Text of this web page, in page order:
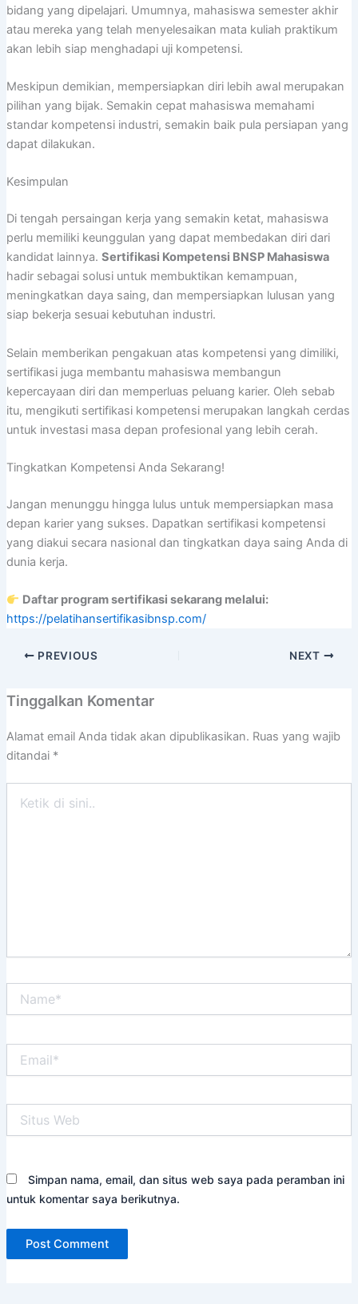
bidang yang dipelajari. Umumnya, mahasiswa semester akhir
atau mereka yang telah menyelesaikan mata kuliah praktikum
akan lebih siap menghadapi uji kompetensi.
Meskipun demikian, mempersiapkan diri lebih awal merupakan
pilihan yang bijak. Semakin cepat mahasiswa memahami
standar kompetensi industri, semakin baik pula persiapan yang
dapat dilakukan.
Kesimpulan
Di tengah persaingan kerja yang semakin ketat, mahasiswa
perlu memiliki keunggulan yang dapat membedakan diri dari
kandidat lainnya. Sertifikasi Kompetensi BNSP Mahasiswa
hadir sebagai solusi untuk membuktikan kemampuan,
meningkatkan daya saing, dan mempersiapkan lulusan yang
siap bekerja sesuai kebutuhan industri.
Selain memberikan pengakuan atas kompetensi yang dimiliki,
sertifikasi juga membantu mahasiswa membangun
kepercayaan diri dan memperluas peluang karier. Oleh sebab
itu, mengikuti sertifikasi kompetensi merupakan langkah cerdas
untuk investasi masa depan profesional yang lebih cerah.
Tingkatkan Kompetensi Anda Sekarang!
Jangan menunggu hingga lulus untuk mempersiapkan masa
depan karier yang sukses. Dapatkan sertifikasi kompetensi
yang diakui secara nasional dan tingkatkan daya saing Anda di
dunia kerja.
Daftar program sertifikasi sekarang melalui:
https://pelatihansertifikasibnsp.com/
PREVIOUS NEXT
Tinggalkan Komentar
Alamat email Anda tidak akan dipublikasikan. Ruas yang wajib
ditandai *
Web
Simpan nama, email, dan situs web saya pada peramban ini
untuk komentar saya berikutnya.